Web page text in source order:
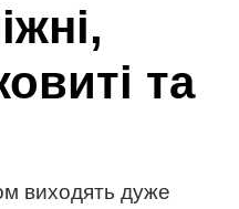
та
виходять дуже